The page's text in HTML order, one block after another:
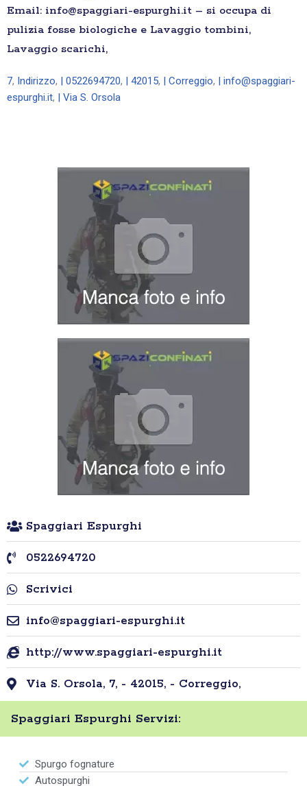
Email: info@spaggiari-espurghi.it – si occupa di
pulizia fosse biologiche e Lavaggio tombini,
Lavaggio scarichi,
7, Indirizzo, | 0522694720, | 42015, | Correggio,
| info@spaggiari-
espurghi.it, | Via S. Orsola
Spaggiari Espurghi
0522694720
Scrivici
info@spaggiari-espurghi.it
http://www.spaggiari-espurghi.it
Via S. Orsola, 7, - 42015, - Correggio,
Spaggiari Espurghi Servizi:
Spurgo fognature
Autospurghi